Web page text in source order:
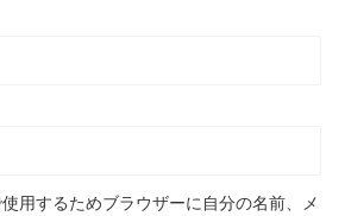
用するためブラウザーに自分の名前、メ